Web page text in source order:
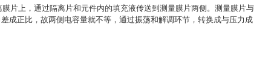
片上，通过隔离片和元件内的填充液传送到测量膜片两侧。测量膜片与
成正比，故两侧电容量就不等，通过振荡和解调环节，转换成与压力成